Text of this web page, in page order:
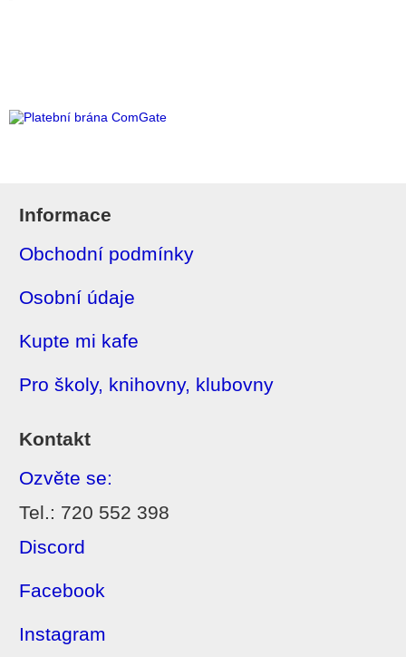
Informace
Obchodní podmínky
Osobní údaje
Kupte mi kafe
Pro školy, knihovny, klubovny
Kontakt
Ozvěte se:
Tel.: 720 552 398
Discord
Facebook
Instagram